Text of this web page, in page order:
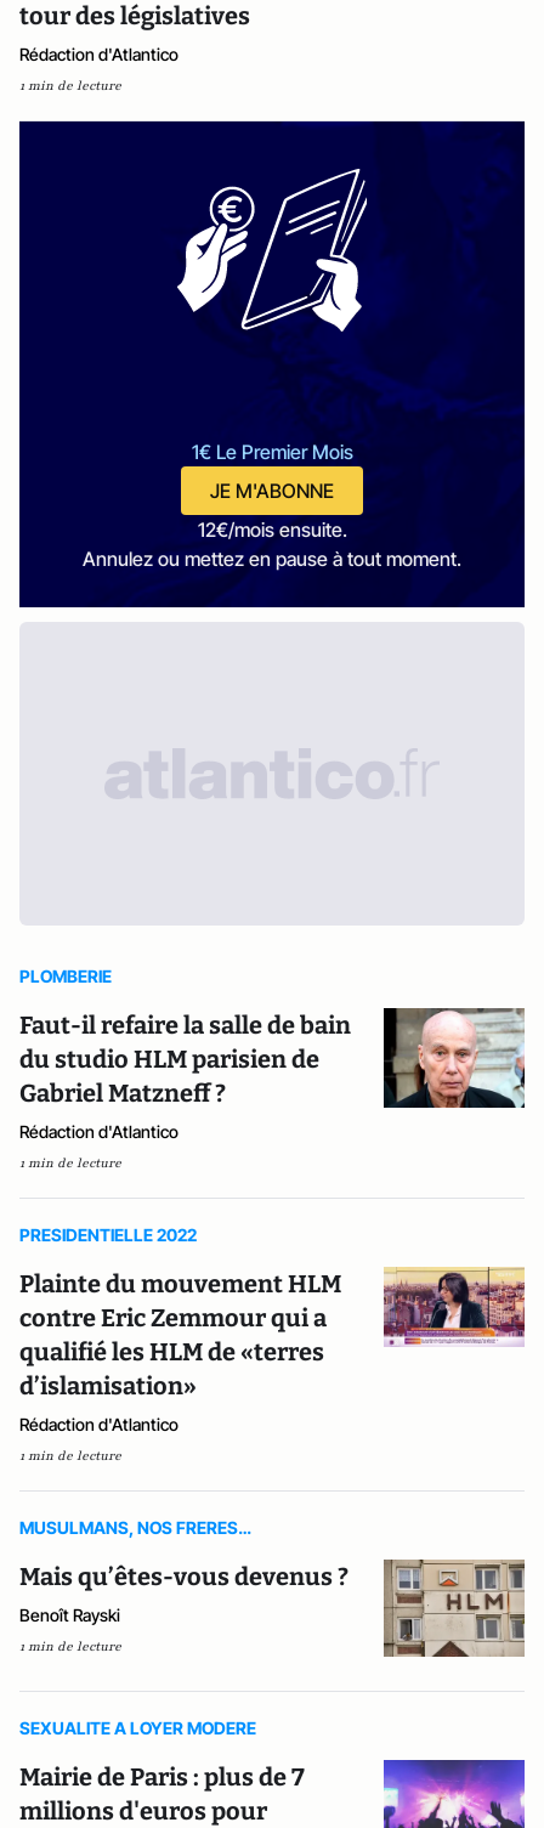
tour des législatives
Rédaction d'Atlantico
1 min de lecture
1€ Le Premier Mois
JE M'ABONNE
12€/mois ensuite.
Annulez ou mettez en pause à tout moment.
PLOMBERIE
Faut-il refaire la salle de bain
du studio HLM parisien de
Gabriel Matzneff ?
Rédaction d'Atlantico
1 min de lecture
PRESIDENTIELLE 2022
Plainte du mouvement HLM
contre Eric Zemmour qui a
qualifié les HLM de «terres
d’islamisation»
Rédaction d'Atlantico
1 min de lecture
MUSULMANS, NOS FRERES…
Mais qu’êtes-vous devenus ?
Benoît Rayski
1 min de lecture
SEXUALITE A LOYER MODERE
Mairie de Paris : plus de 7
millions d'euros pour